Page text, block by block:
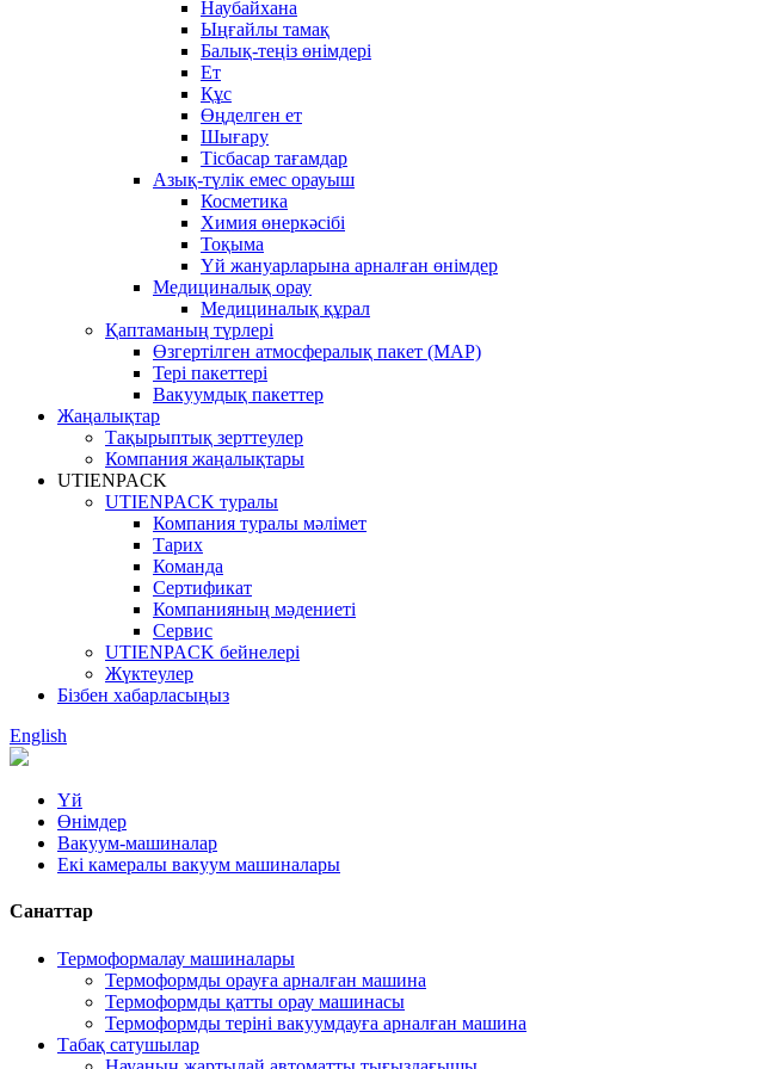
Наубайхана
Ыңғайлы тамақ
Балық-теңіз өнімдері
Ет
Құс
Өңделген ет
Шығару
Тісбасар тағамдар
Азық-түлік емес орауыш
Косметика
Химия өнеркәсібі
Тоқыма
Үй жануарларына арналған өнімдер
Медициналық орау
Медициналық құрал
Қаптаманың түрлері
Өзгертілген атмосфералық пакет (MAP)
Тері пакеттері
Вакуумдық пакеттер
Жаңалықтар
Тақырыптық зерттеулер
Компания жаңалықтары
UTIENPACK
UTIENPACK туралы
Компания туралы мәлімет
Тарих
Команда
Сертификат
Компанияның мәдениеті
Сервис
UTIENPACK бейнелері
Жүктеулер
Бізбен хабарласыңыз
English
Үй
Өнімдер
Вакуум-машиналар
Екі камералы вакуум машиналары
Санаттар
Термоформалау машиналары
Термоформды орауға арналған машина
Термоформды қатты орау машинасы
Термоформды теріні вакуумдауға арналған машина
Табақ сатушылар